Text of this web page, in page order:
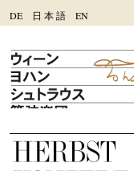
DE 日 本語 EN